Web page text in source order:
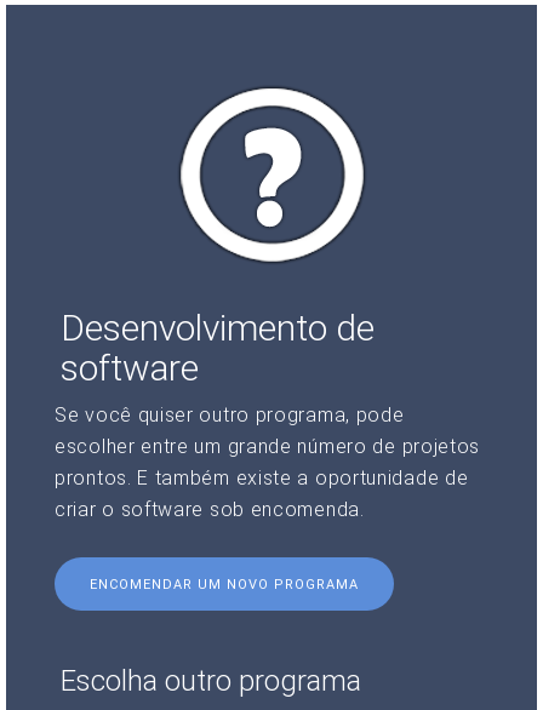
Desenvolvimento de
software
Se você quiser outro programa, pode
escolher entre um grande número de projetos
prontos. E também existe a oportunidade de
criar o software sob encomenda.
ENCOMENDAR UM NOVO PROGRAMA
Escolha outro programa